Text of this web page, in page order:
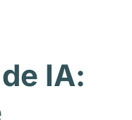
IA: